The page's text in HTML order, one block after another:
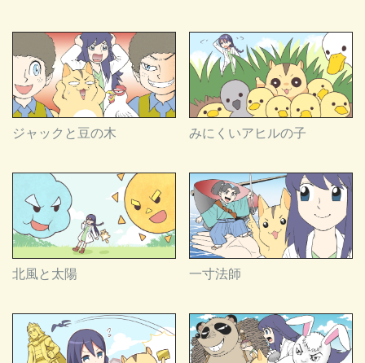
ジャックと豆の木 みにくいアヒルの子
北風と太陽 一寸法師